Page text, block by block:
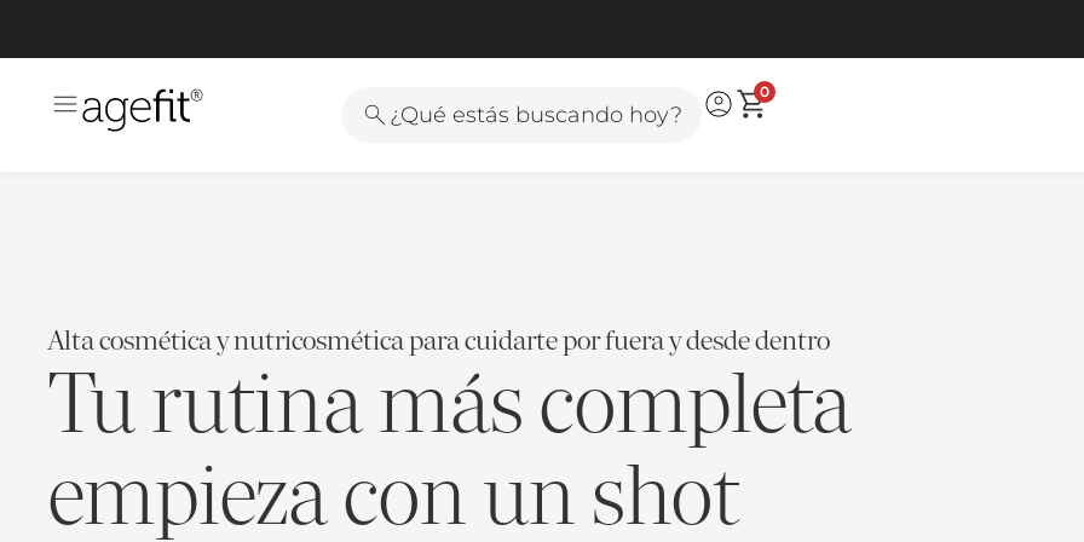
¿Qué estás buscando hoy?
0
Alta cosmética y nutricosmética para cuidarte por fuera y desde dentro
Tu rutina más completa
empieza con un shot